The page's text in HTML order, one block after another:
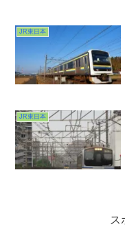
JR東日本
JR東日本
ス